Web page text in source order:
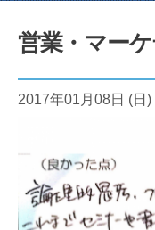
営業・マー
2017年01月08日 (日)